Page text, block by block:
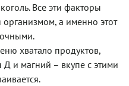
Все эти факторы
а именно этот
хватало продуктов,
и магний – вкупе с этими